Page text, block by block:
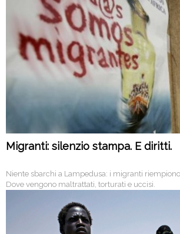
Migranti: silenzio stampa. E diritti.
Niente sbarchi a Lampedusa: i migranti
Dove vengono maltrattati, torturati e uccisi.